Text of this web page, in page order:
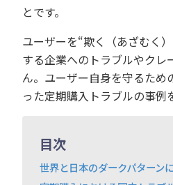
とです。
ユーザーを“欺く（あざむく
する企業へのトラブルやクレ
ん。ユーザー自身を守るため
った定期購入トラブルの事例
目次
世界と日本のダークパターン